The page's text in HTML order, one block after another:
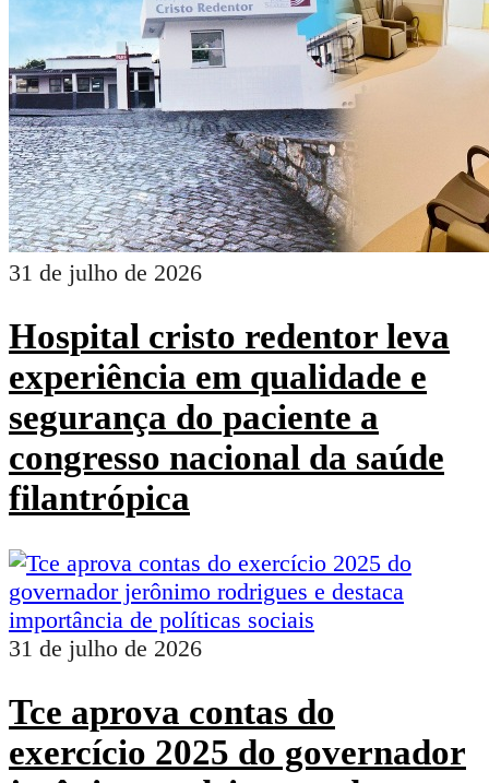
31 de julho de 2026
Hospital cristo redentor leva
experiência em qualidade e
segurança do paciente a
congresso nacional da saúde
filantrópica
31 de julho de 2026
Tce aprova contas do
exercício 2025 do governador